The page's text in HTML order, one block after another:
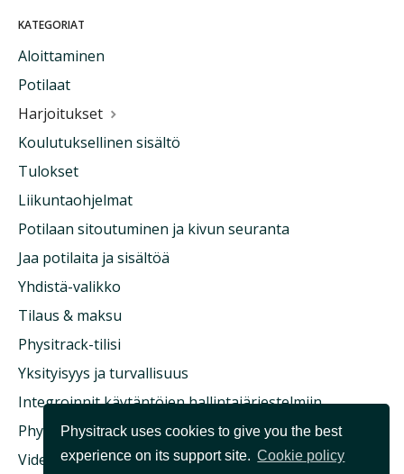
Physitrack uses cookies to give you the best
experience on its support site. Cookie policy
KATEGORIAT
Aloittaminen
Potilaat
Harjoitukset
Koulutuksellinen sisältö
Tulokset
Liikuntaohjelmat
Potilaan sitoutuminen ja kivun seuranta
Jaa potilaita ja sisältöä
Yhdistä-valikko
Tilaus & maksu
Physitrack-tilisi
Yksityisyys ja turvallisuus
Integroinnit käytäntöjen hallintajärjestelmiin
Physitrack & sairausvakuutus
Videokonsultaatio ja etälääketiede